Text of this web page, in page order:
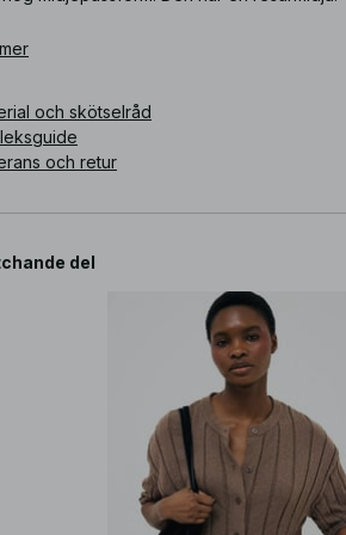
och skötselråd
och retur
del